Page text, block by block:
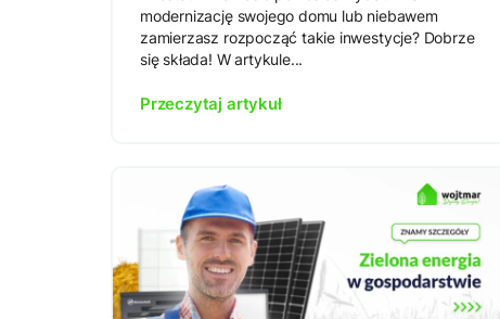
modernizację swojego domu lub niebawem
zamierzasz rozpocząć takie inwestycje? Dobrze
się składa! W artykule...
Przeczytaj artykuł